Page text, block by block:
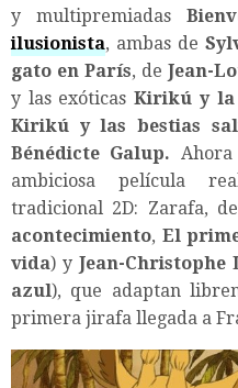
y multipremiadas
ilusionista, ambas de
gato en París, de Jean-
y las exóticasKirikú y
Kirikú y las bestias
Bénédicte Galup.
ambiciosa película
tradicional 2D: Zarafa,
acontecimiento, El
vida) yJean-Christophe
azul), que adaptan
primera jirafa llegada a